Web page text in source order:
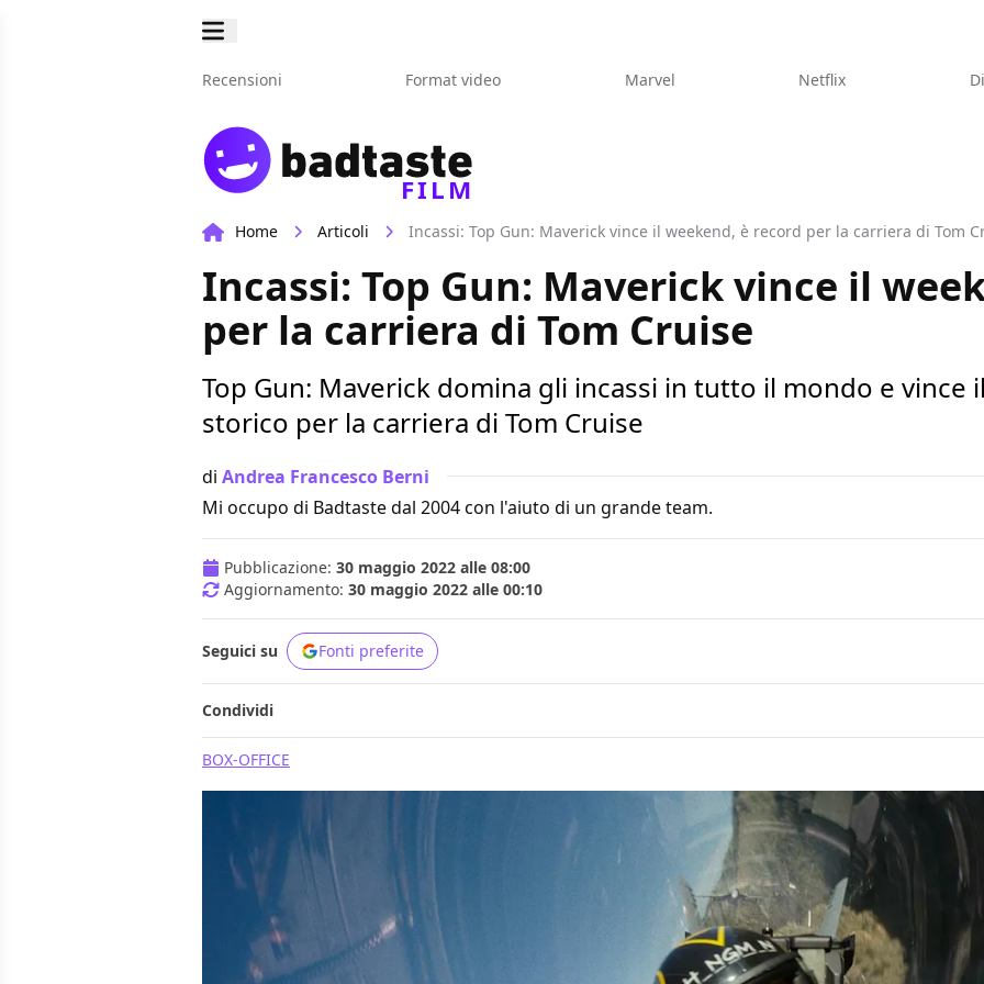
Recensioni Format video Marvel Netflix
FILM
Home Articoli Incassi: Top Gun: Maverick vince il weekend, è record per la carriera di Tom
Incassi: Top Gun: Maverick vince il
per la carriera di Tom Cruise
Top Gun: Maverick domina gli incassi in tutto il mondo e vince
storico per la carriera di Tom Cruise
di Andrea Francesco Berni
Mi occupo di Badtaste dal 2004 con l'aiuto di un grande team.
Pubblicazione: 30 maggio 2022 alle 08:00
Aggiornamento: 30 maggio 2022 alle 00:10
Seguici su Fonti preferite
Condividi
BOX-OFFICE